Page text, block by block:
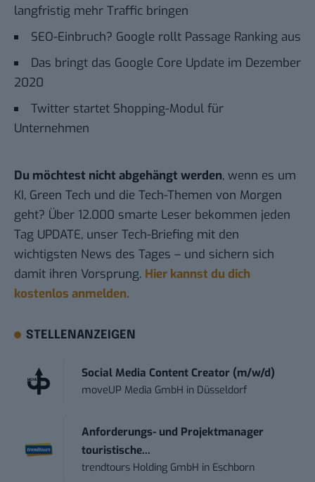
langfristig mehr Traffic bringen
SEO-Einbruch? Google rollt Passage Ranking aus
Das bringt das Google Core Update im Dezember
2020
Twitter startet Shopping-Modul für
Unternehmen
Du möchtest nicht abgehängt werden, wenn es um
KI, Green Tech und die Tech-Themen von Morgen
geht? Über 12.000 smarte Leser bekommen jeden
Tag UPDATE, unser Tech-Briefing mit den
wichtigsten News des Tages – und sichern sich
damit ihren Vorsprung. Hier kannst du dich
kostenlos anmelden.
STELLENANZEIGEN
Social Media Content Creator (m/w/d)
moveUP Media GmbH in Düsseldorf
Anforderungs- und Projektmanager
touristische...
trendtours Holding GmbH in Eschborn